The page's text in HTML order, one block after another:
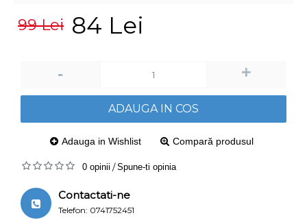
99 Lei 84 Lei
- +
ADAUGA IN COS
Adauga in Wishlist Compară produsul
0 opinii /Spune-ti opinia
Contactati-ne
Telefon: 0741752451